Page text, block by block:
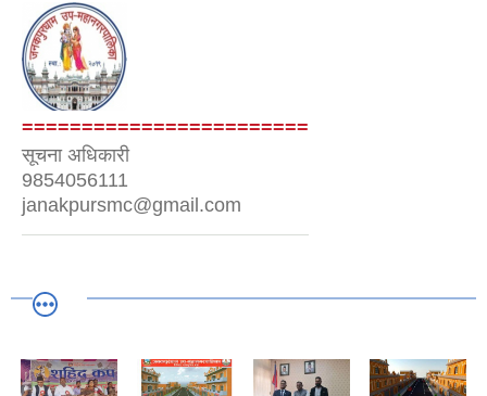
========================
सूचना अधिकारी
9854056111
janakpursmc@gmail.com